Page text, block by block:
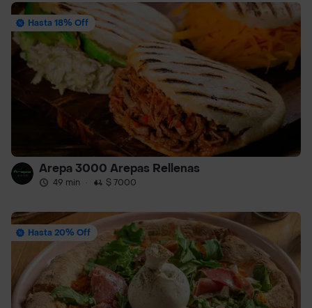
Hasta 18% Off
Arepa 3000 Arepas Rellenas
49 min · $ 7000
Hasta 20% Off